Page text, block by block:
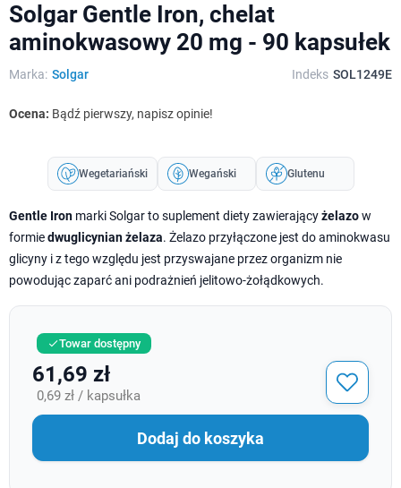
Solgar Gentle Iron, chelat
aminokwasowy 20 mg - 90 kapsułek
Marka: Solgar Indeks SOL1249E
Ocena: Bądź pierwszy, napisz opinie!
Wegetariański Wegański Glutenu
Gentle Iron marki Solgar to suplement diety zawierającyżelazow
formiedwuglicynian żelaza. Żelazo przyłączone jest do aminokwasu
glicyny i z tego względu jest przyswajane przez organizm nie
powodując zaparć ani podrażnień jelitowo-żołądkowych.
Towar dostępny
61,69 zł
0,69 zł / kapsułka
Dodaj do koszyka